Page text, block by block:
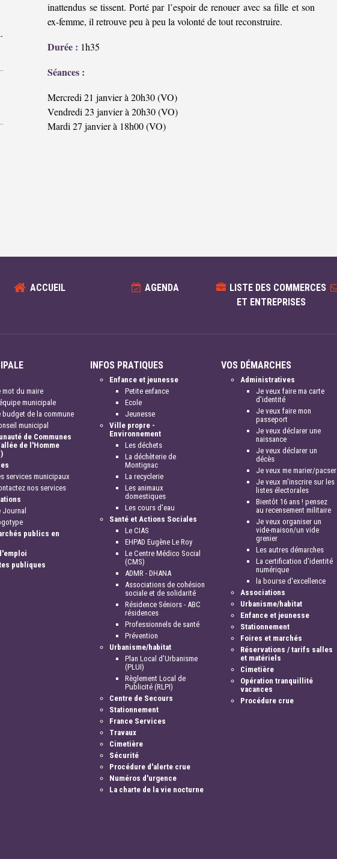
inattendus se tissent. Porté par l’espoir de renouer avec sa fille et son
ex-femme, il retrouve peu à peu la volonté de tout reconstruire.
Durée : 1h35
Séances :
Mercredi 21 janvier à 20h30 (VO)
Vendredi 23 janvier à 20h30 (VO)
Mardi 27 janvier à 18h00 (VO)
ACCUEIL AGENDA
LISTE DES COMMERCES
ET ENTREPRISES
mot du maire
municipale
budget de la commune
municipal
de Communes
de l'Homme
services municipaux
nos services
Journal
publics en
publiques
INFOS PRATIQUES
Enfance et jeunesse
Petite enfance
Ecole
Jeunesse
Ville propre -
Environnement
Les déchets
La déchèterie de
Montignac
La recyclerie
Les animaux
domestiques
Les cours d'eau
Santé et Actions Sociales
Le CIAS
EHPAD Eugène Le Roy
Le Centre Médico Social
(CMS)
ADMR - DHANA
Associations de cohésion
sociale et de solidarité
Résidence Séniors - ABC
résidences
Professionnels de santé
Prévention
Urbanisme/habitat
Plan Local d'Urbanisme
(PLUI)
Règlement Local de
Publicité (RLPI)
Centre de Secours
Stationnement
France Services
Travaux
Cimetière
Sécurité
Procédure d'alerte crue
Numéros d'urgence
La charte de la vie nocturne
VOS DÉMARCHES
Administratives
Je veux faire ma carte
d'identité
Je veux faire mon
passeport
Je veux déclarer une
naissance
Je veux déclarer un
décès
Je veux me marier/pacser
Je veux m'inscrire sur les
listes électorales
Bientôt 16 ans ! pensez
au recensement militaire
Je veux organiser un
vide-maison/un vide
grenier
Les autres démarches
La certification d'identité
numérique
la bourse d'excellence
Associations
Urbanisme/habitat
Enfance et jeunesse
Stationnement
Foires et marchés
Réservations / tarifs salles
et matériels
Cimetière
Opération tranquillité
vacances
Procédure crue